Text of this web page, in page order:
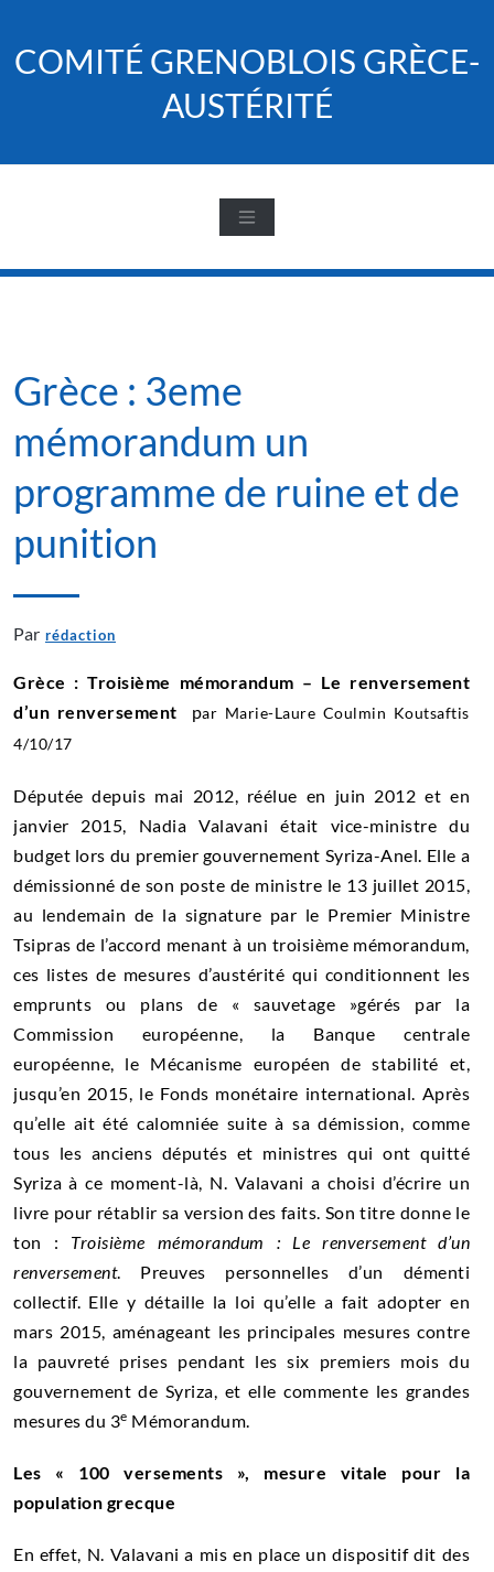
content
COMITÉ GRENOBLOIS GRÈCE-
AUSTÉRITÉ
Grèce : 3eme
mémorandum un
programme de ruine et de
punition
Par rédaction
Grèce : Troisième mémorandum – Le renversement
d’un renversement par Marie-Laure Coulmin Koutsaftis
4/10/17
Députée depuis mai 2012, réélue en juin 2012 et en
janvier 2015, Nadia Valavani était vice-ministre du
budget lors du premier gouvernement Syriza-Anel. Elle a
démissionné de son poste de ministre le 13 juillet 2015,
au lendemain de la signature par le Premier Ministre
Tsipras de l’accord menant à un troisième mémorandum,
ces listes de mesures d’austérité qui conditionnent les
emprunts ou plans de « sauvetage »gérés par la
Commission européenne, la Banque centrale
européenne, le Mécanisme européen de stabilité et,
jusqu’en 2015, le Fonds monétaire international. Après
qu’elle ait été calomniée suite à sa démission, comme
tous les anciens députés et ministres qui ont quitté
Syriza à ce moment-là, N. Valavani a choisi d’écrire un
livre pour rétablir sa version des faits. Son titre donne le
ton : Troisième mémorandum : Le renversement d’un
renversement. Preuves personnelles d’un démenti
collectif. Elle y détaille la loi qu’elle a fait adopter en
mars 2015, aménageant les principales mesures contre
la pauvreté prises pendant les six premiers mois du
gouvernement de Syriza, et elle commente les grandes
mesures du 3e Mémorandum.
Les « 100 versements », mesure vitale pour la
population grecque
En effet, N. Valavani a mis en place un dispositif dit des